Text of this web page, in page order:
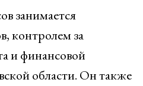
занимается
контролем за
и финансовой
области. Он также